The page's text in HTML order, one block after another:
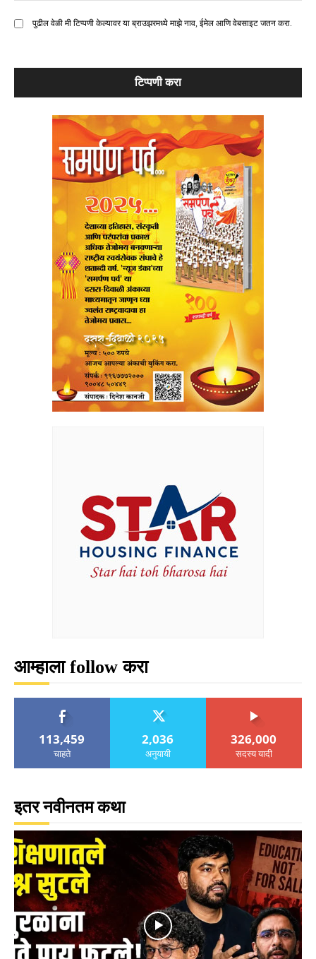
पुढील वेळी मी टिप्पणी केल्यावर या ब्राउझरमध्ये माझे नाव, ईमेल आणि वेबसाइट जतन करा.
आम्हाला follow करा
113,459
चाहते
2,036
अनुयायी
326,000
सदस्य यादी
इतर नवीनतम कथा